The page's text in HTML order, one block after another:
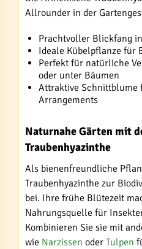
Allrounder in der
Prachtvoller Blickfang
Ideale Kübelpflanze für
Perfekt für natürliche
oder unter Bäumen
Attraktive
Arrangements
Naturnahe Gärten mit
Traubenhyazinthe
Als bienenfreundliche
Traubenhyazinthe zur
bei. Ihre frühe Blütezeit
Nahrungsquelle für
Kombinieren Sie sie mit
wie Narzissen oder Tulpen